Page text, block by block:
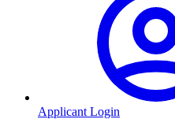
Applicant Login